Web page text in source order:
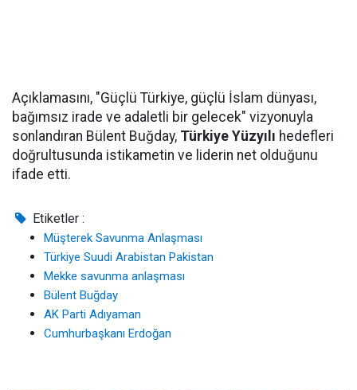
Açıklamasını, "Güçlü Türkiye, güçlü İslam dünyası,
bağımsız irade ve adaletli bir gelecek" vizyonuyla
sonlandıran Bülent Buğday, Türkiye Yüzyılı hedefleri
doğrultusunda istikametin ve liderin net olduğunu
ifade etti.
Etiketler :
Müşterek Savunma Anlaşması
Türkiye Suudi Arabistan Pakistan
Mekke savunma anlaşması
Bülent Buğday
AK Parti Adıyaman
Cumhurbaşkanı Erdoğan